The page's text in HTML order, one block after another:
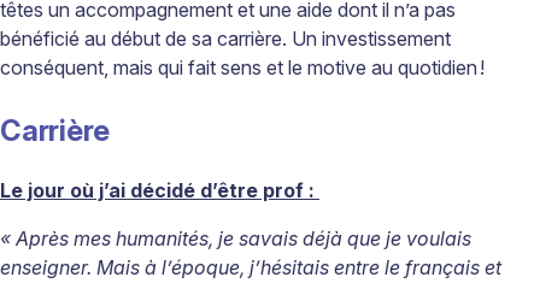
têtes un accompagnement et une aide dont il n’a pas
bénéficié au début de sa carrière. Un investissement
conséquent, mais qui fait sens et le motive au quotidien !
Carrière
Le jour où j’ai décidé d’être prof :
« Après mes humanités, je savais déjà que je voulais
enseigner. Mais à l’époque, j’hésitais entre le français et